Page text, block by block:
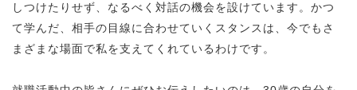
しつけたりせず、なるべく対話の機会を設けています。かつ
て学んだ、相手の目線に合わせていくスタンスは、今でもさ
まざまな場面で私を支えてくれているわけです。